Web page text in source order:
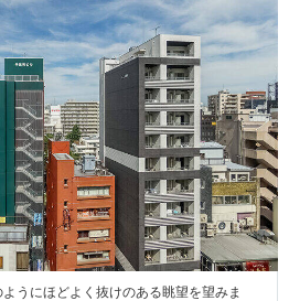
うにほどよく抜けのある眺望を望みま